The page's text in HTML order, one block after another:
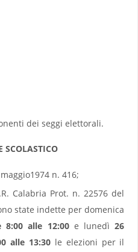
dei seggi elettorali.
SCOLASTICO
n. 416;
Calabria Prot. n. 22576 del
state indette per domenica
8:00 alle 12:00e lunedì26
alle 13:30le elezioni per il